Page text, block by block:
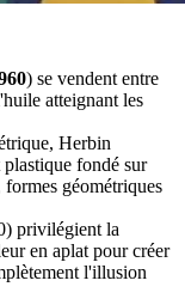
) se vendent entre
atteignant les
Herbin
fondé sur
formes géométriques
privilégient la
en aplat pour créer
l'illusion